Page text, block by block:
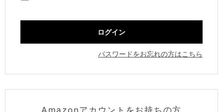
パスワードをお忘れの方はこちら